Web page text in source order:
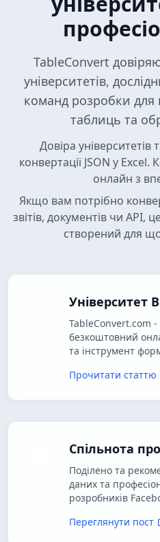
TableConvert
університетів,
команд розробки для
таблиць та
Довіра університетів
конвертації JSON у Excel.
онлайн з
Якщо вам потрібно
звітів, документів чи API,
створений для
Університет
TableConvert.com
безкоштовний
та інструмент
Прочитати статтю
Спільнота
Поділено та
даних та
розробників
Переглянути пост